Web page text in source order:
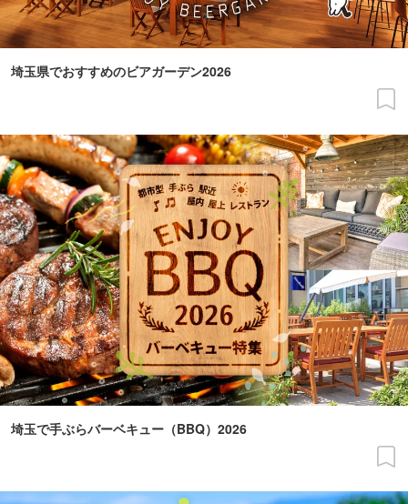
埼玉県でおすすめのビアガーデン2026
埼玉で手ぶらバーベキュー（BBQ）2026